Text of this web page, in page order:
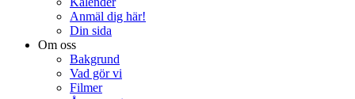
Anmäl dig här!
Din sida
Om oss
Bakgrund
Vad gör vi
Filmer